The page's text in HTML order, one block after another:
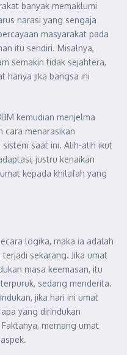
banyak memaklumi
narasi yang sengaja
masyarakat pada
itu sendiri. Misalnya,
semakin tidak sejahtera,
hanya jika bangsa ini
kemudian menjelma
cara menarasikan
saat ini. Alih-alih ikut
justru kenaikan
kepada khilafah yang
logika, maka ia adalah
sekarang. Jika umat
masa keemasan, itu
sedang menderita.
jika hari ini umat
yang dirindukan
memang umat